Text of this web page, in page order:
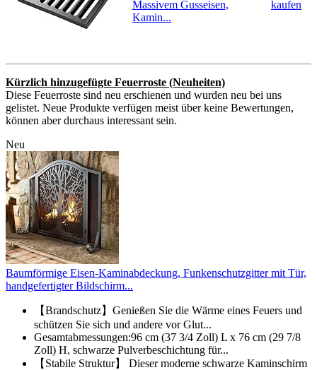
Massivem Gusseisen,
Kamin...
kaufen
Kürzlich hinzugefügte Feuerroste (Neuheiten)
Diese Feuerroste sind neu erschienen und wurden neu bei uns
gelistet. Neue Produkte verfügen meist über keine Bewertungen,
können aber durchaus interessant sein.
Neu
Baumförmige Eisen-Kaminabdeckung, Funkenschutzgitter mit Tür,
handgefertigter Bildschirm...
【Brandschutz】Genießen Sie die Wärme eines Feuers und
schützen Sie sich und andere vor Glut...
Gesamtabmessungen:96 cm (37 3/4 Zoll) L x 76 cm (29 7/8
Zoll) H, schwarze Pulverbeschichtung für...
【Stabile Struktur】 Dieser moderne schwarze Kaminschirm